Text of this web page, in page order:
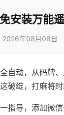
安装万能
2026年08月08日
自动，从码牌
破绽，打麻将时
指导，添加微